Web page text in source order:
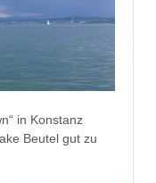
in Konstanz
Beutel gut zu